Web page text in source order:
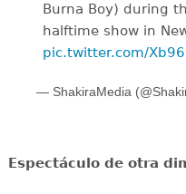
Burna Boy) during
halftime show in
pic.twitter.com/
— ShakiraMedia
Espectáculo de otra